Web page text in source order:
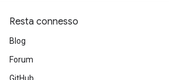
Resta connesso
Blog
Forum